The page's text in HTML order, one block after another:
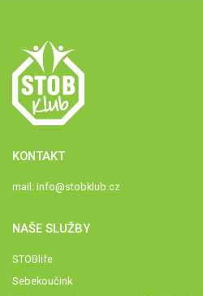
KONTAKT
mail: info@stobklub.cz
NAŠE SLUŽBY
STOBlife
Sebekoučink